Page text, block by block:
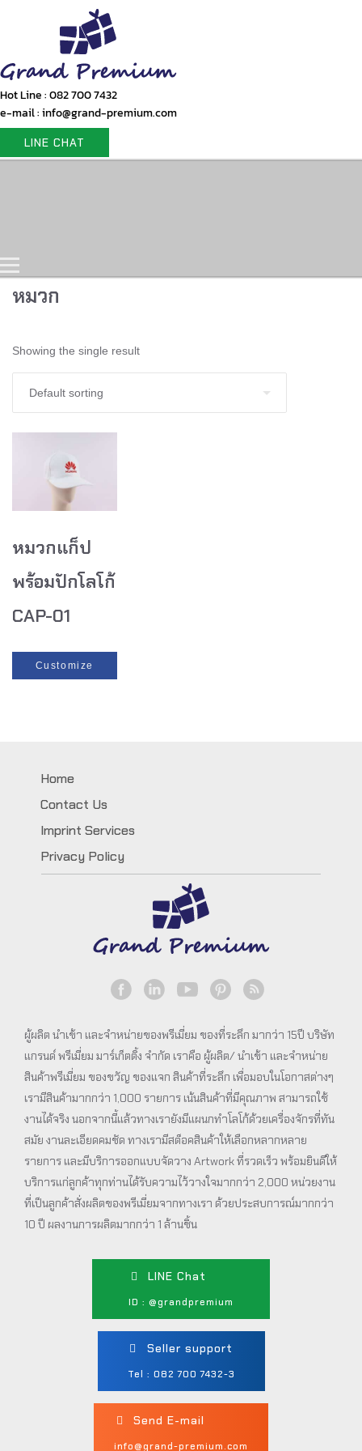
Hot Line : 082 700 7432
e-mail : info@grand-premium.com
LINE CHAT
หมวก
Showing the single result
หมวกแก็ป
พร้อมปักโลโก้
CAP-01
Customize
Home
Contact Us
Imprint Services
Privacy Policy
ผู้ผลิต นำเข้า และจำหน่ายของพรีเมี่ยม ของที่ระลึก มากว่า 15ปี บริษัท
แกรนด์ พรีเมี่ยม มาร์เก็ตติ้ง จำกัด เราคือ ผู้ผลิต/ นำเข้า และจำหน่าย
สินค้าพรีเมี่ยม ของขวัญ ของแจก สินค้าที่ระลึก เพื่อมอบในโอกาสต่างๆ
เรามีสินค้ามากกว่า 1,000 รายการ เน้นสินค้าที่มีคุณภาพ สามารถใช้
งานได้จริง นอกจากนี้แล้วทางเรายังมีแผนกทำโลโก้ด้วยเครื่องจักรที่ทัน
สมัย งานละเอียดคมชัด ทางเรามีสต็อคสินค้าให้เลือกหลากหลาย
รายการ และมีบริการออกแบบจัดวาง Artwork ที่รวดเร็ว พร้อมยินดีให้
บริการแก่ลูกค้าทุกท่านได้รับความไว้วางใจมากกว่า 2,000 หน่วยงาน
ที่เป็นลูกค้าสั่งผลิตของพรีเมี่ยมจากทางเรา ด้วยประสบการณ์มากกว่า
10 ปี ผลงานการผลิตมากกว่า 1 ล้านชิ้น
LINE Chat
ID : @grandpremium
Seller support
Tel : 082 700 7432-3
Send E-mail
info@grand-premium.com